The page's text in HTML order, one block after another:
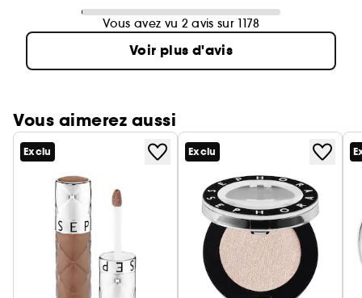
Vous avez vu 2 avis sur 1178
Voir plus d'avis
Vous aimerez aussi
Exclu Exclu